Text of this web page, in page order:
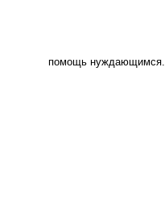
помощь нуждающимся.